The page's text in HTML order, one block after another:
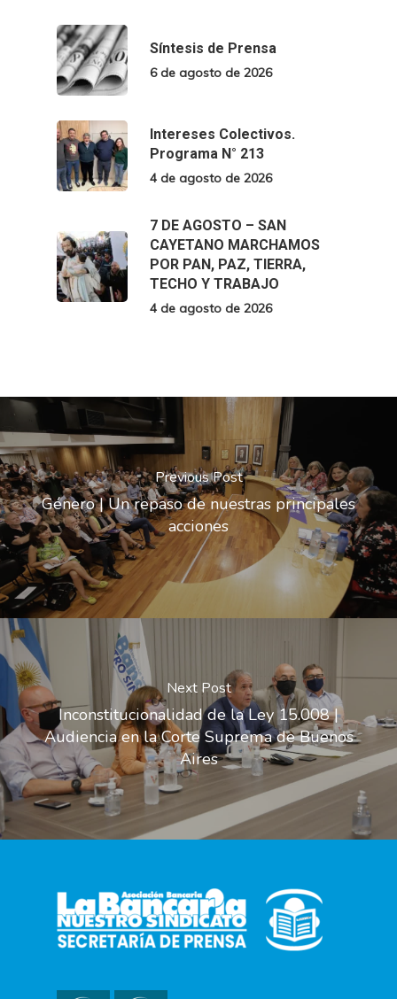
Síntesis de Prensa
6 de agosto de 2026
Intereses Colectivos.
Programa N° 213
4 de agosto de 2026
7 DE AGOSTO – SAN
CAYETANO MARCHAMOS
POR PAN, PAZ, TIERRA,
TECHO Y TRABAJO
4 de agosto de 2026
Previous Post
Género | Un repaso de nuestras principales
acciones
Next Post
Inconstitucionalidad de la Ley 15.008 |
Audiencia en la Corte Suprema de Buenos
Aires